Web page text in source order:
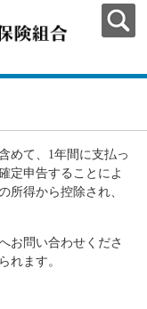
めて、1年間に支払っ
定申告することによ
所得から控除され、
お問い合わせくださ
れます。